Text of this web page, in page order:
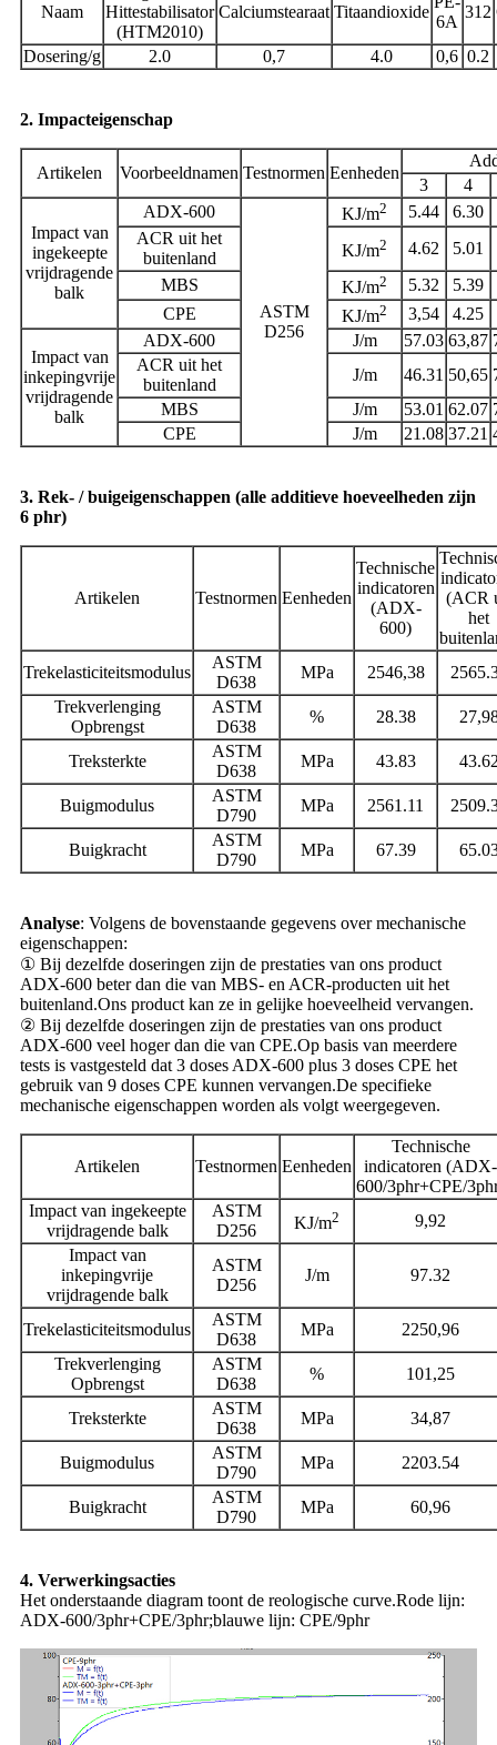
Naam
Hittestabilisator
(HTM2010)
Calciumstearaat Titaandioxide
6A
312
Dosering/g 2.0 0,7 4.0 0,6 0.2
2. Impacteigenschap
Artikelen Voorbeeldnamen Testnormen Eenheden
3
4
Impact van
ingekeepte
vrijdragende
balk
ADX-600
ASTM
D256
KJ/m2 5.44
6.30
ACR uit het
buitenland
KJ/m2 4.62
5.01
MBS
KJ/m2 5.32
5.39
CPE
KJ/m2 3,54 4.25
Impact van
inkepingvrije
vrijdragende
balk
ADX-600 J/m 57.03 63,87
ACR uit het
buitenland
J/m 46.31 50,65
MBS
J/m 53.01 62.07
CPE
J/m 21.08 37.21
3. Rek- / buigeigenschappen (alle additieve hoeveelheden zijn
6 phr)
Artikelen Testnormen Eenheden
Technische
indicatoren
(ADX-
600)
(ACR
het
Trekelasticiteitsmodulus
ASTM
D638
MPa 2546,38
Trekverlenging
Opbrengst
ASTM
D638
% 28.38
Treksterkte
ASTM
D638
MPa 43.83
Buigmodulus
ASTM
D790
MPa 2561.11
Buigkracht
ASTM
D790
MPa 67.39
Analyse: Volgens de bovenstaande gegevens over mechanische
eigenschappen:
① Bij dezelfde doseringen zijn de prestaties van ons product
ADX-600 beter dan die van MBS- en ACR-producten uit het
buitenland.Ons product kan ze in gelijke hoeveelheid vervangen.
② Bij dezelfde doseringen zijn de prestaties van ons product
ADX-600 veel hoger dan die van CPE.Op basis van meerdere
tests is vastgesteld dat 3 doses ADX-600 plus 3 doses CPE het
gebruik van 9 doses CPE kunnen vervangen.De specifieke
mechanische eigenschappen worden als volgt weergegeven.
Artikelen Testnormen Eenheden
Technische
indicatoren (ADX-
600/3phr+CPE/
Impact van ingekeepte
vrijdragende balk
ASTM
D256
KJ/m2
9,92
Impact van
inkepingvrije
vrijdragende balk
ASTM
D256
J/m 97.32
Trekelasticiteitsmodulus
ASTM
D638
MPa
2250,96
Trekverlenging
Opbrengst
ASTM
D638
% 101,25
Treksterkte
ASTM
D638
MPa 34,87
Buigmodulus
ASTM
D790
MPa 2203.54
Buigkracht
ASTM
D790
MPa 60,96
4. Verwerkingsacties
Het onderstaande diagram toont de reologische curve.Rode lijn:
ADX-600/3phr+CPE/3phr;blauwe lijn: CPE/9phr